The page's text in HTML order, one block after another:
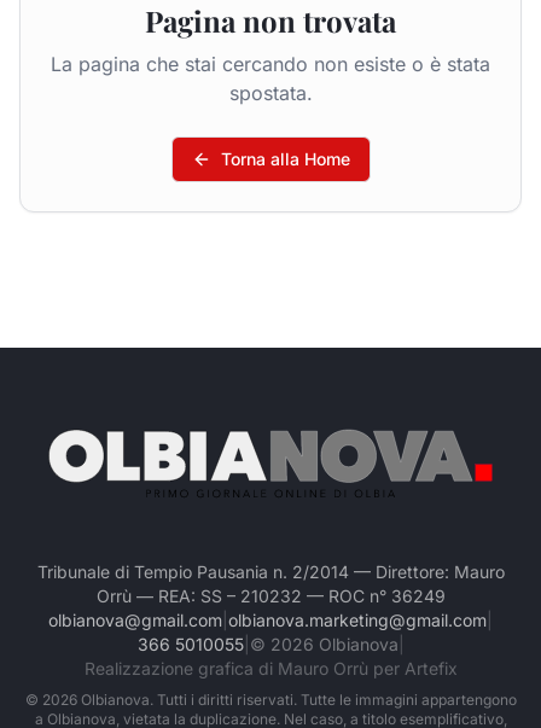
Pagina non trovata
La pagina che stai cercando non esiste o è stata
spostata.
Torna alla Home
Tribunale di Tempio Pausania n. 2/2014 — Direttore: Mauro
Orrù — REA: SS – 210232 — ROC n° 36249
olbianova@gmail.com olbianova.marketing@gmail.com
366 5010055| © 2026 Olbianova
Realizzazione grafica di Mauro Orrù per Artefix
© 2026Olbianova. Tutti i diritti riservati. Tutte le immagini appartengono
a Olbianova, vietata la duplicazione. Nel caso, a titolo esemplificativo,